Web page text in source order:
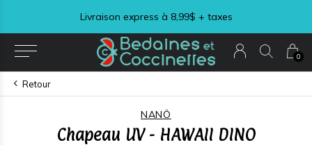
0
Livraison express à 8,99$ + taxes
Retour
NANÖ
Chapeau UV - HAWAII DINO